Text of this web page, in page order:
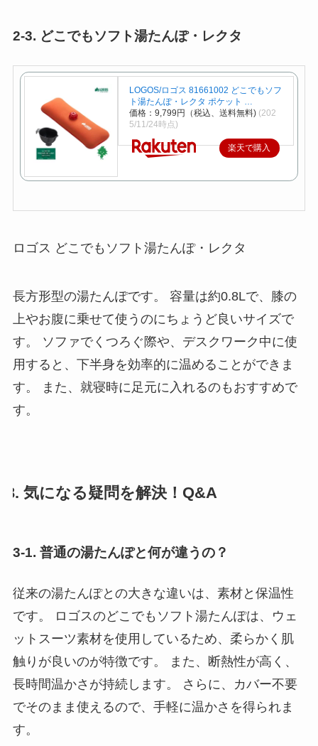
2-3. どこでもソフト湯たんぽ・レクタ
LOGOS/ロゴス 81661002 どこでもソフ
ト湯たんぽ・レクタ ポケット …
価格：9,799円（税込、送料無料) (202
5/11/24時点)
楽天で購入
ロゴス どこでもソフト湯たんぽ・レクタ
長方形型の湯たんぽです。 容量は約0.8Lで、膝の
上やお腹に乗せて使うのにちょうど良いサイズで
す。 ソファでくつろぐ際や、デスクワーク中に使
用すると、下半身を効率的に温めることができま
す。 また、就寝時に足元に入れるのもおすすめで
す。
3. 気になる疑問を解決！Q&A
3-1. 普通の湯たんぽと何が違うの？
従来の湯たんぽとの大きな違いは、素材と保温性
です。 ロゴスのどこでもソフト湯たんぽは、ウェ
ットスーツ素材を使用しているため、柔らかく肌
触りが良いのが特徴です。 また、断熱性が高く、
長時間温かさが持続します。 さらに、カバー不要
でそのまま使えるので、手軽に温かさを得られま
す。